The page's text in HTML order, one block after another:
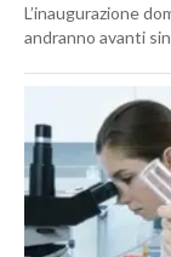
L’inaugurazione
andranno avanti